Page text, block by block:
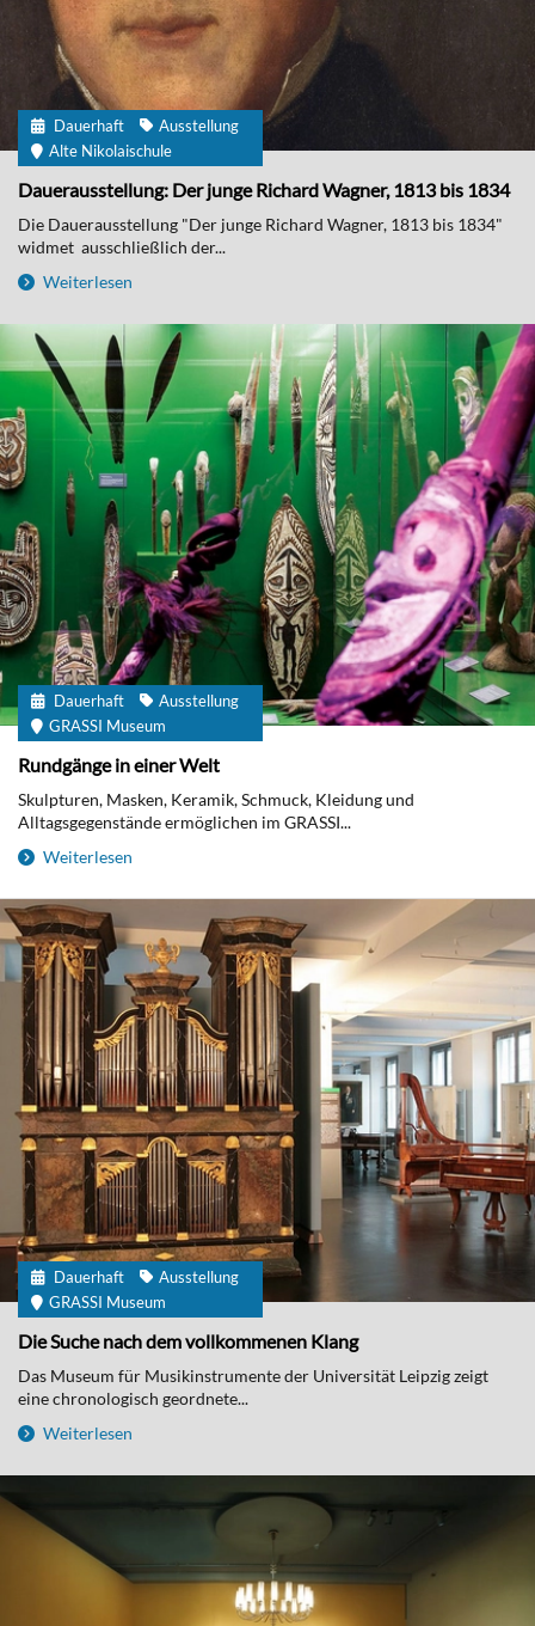
Dauerhaft
Ausstellung
Alte Nikolaischule
Dauerausstellung: Der junge Richard Wagner, 1813 bis 1834
Die Dauerausstellung "Der junge Richard Wagner, 1813 bis 1834"
widmet ausschließlich der...
Weiterlesen
Dauerhaft
Ausstellung
GRASSI Museum
Rundgänge in einer Welt
Skulpturen, Masken, Keramik, Schmuck, Kleidung und
Alltagsgegenstände ermöglichen im GRASSI...
Weiterlesen
Dauerhaft
Ausstellung
GRASSI Museum
Die Suche nach dem vollkommenen Klang
Das Museum für Musikinstrumente der Universität Leipzig zeigt
eine chronologisch geordnete...
Weiterlesen